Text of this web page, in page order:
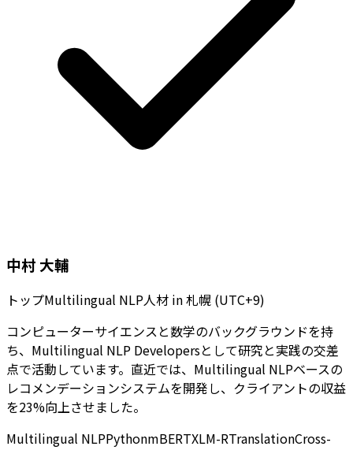
中村 大輔
トップMultilingual NLP人材 in札幌 (UTC+9)
コンピューターサイエンスと数学のバックグラウンドを持
ち、Multilingual NLP Developersとして研究と実践の交差
点で活動しています。直近では、Multilingual NLPベースの
レコメンデーションシステムを開発し、クライアントの収益
を23%向上させました。
Multilingual NLPPythonmBERTXLM-RTranslationCross-